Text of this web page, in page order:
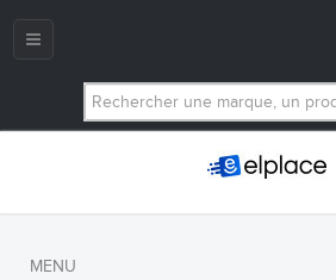
Navigation
MENU